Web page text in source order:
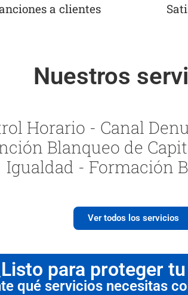
a clientes
Nuestros
Horario - Canal
Blanqueo de
Igualdad - Formación
Ver todos los servicios
para proteger
qué servicios necesitas